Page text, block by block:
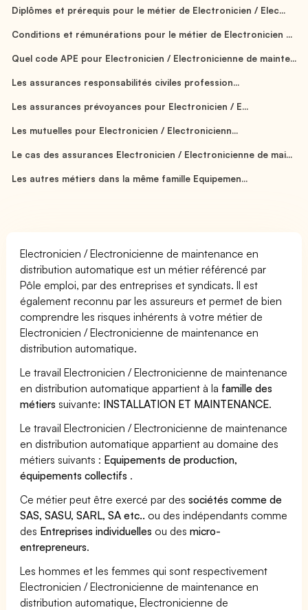
Diplômes et prérequis pour le métier de Electronicien / Elec...
Conditions et rémunérations pour le métier de Electronicien ...
Quel code APE pour Electronicien / Electronicienne de mainte...
Les assurances responsabilités civiles profession...
Les assurances prévoyances pour Electronicien / E...
Les mutuelles pour Electronicien / Electronicienn...
Le cas des assurances Electronicien / Electronicienne de mai...
Les autres métiers dans la même famille Equipemen...
Electronicien / Electronicienne de maintenance en
distribution automatique est un métier référencé par
Pôle emploi, par des entreprises et syndicats. Il est
également reconnu par les assureurs et permet de bien
comprendre les risques inhérents à votre métier de
Electronicien / Electronicienne de maintenance en
distribution automatique.
Le travail Electronicien / Electronicienne de maintenance
en distribution automatique appartient à la famille des
métiers suivante: INSTALLATION ET MAINTENANCE.
Le travail Electronicien / Electronicienne de maintenance
en distribution automatique appartient au domaine des
métiers suivants : Equipements de production,
équipements collectifs .
Ce métier peut être exercé par dessociétés comme de
SAS, SASU, SARL, SA etc.. ou des indépendants comme
des Entreprises individuelles ou desmicro-
entrepreneurs.
Les hommes et les femmes qui sont respectivement
Electronicien / Electronicienne de maintenance en
distribution automatique, Electronicienne de